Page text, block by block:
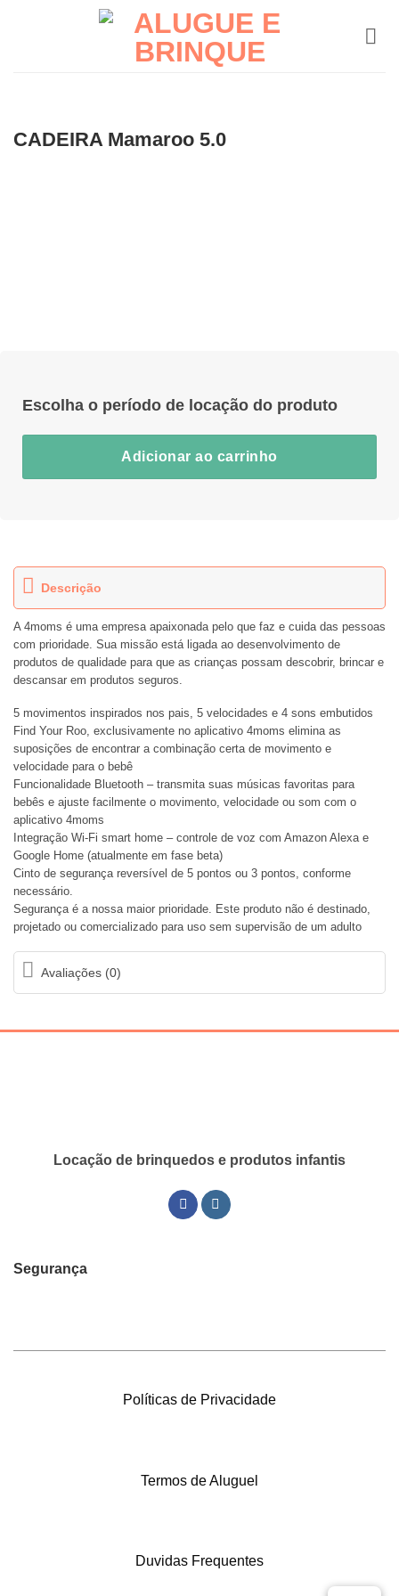
CADEIRA Mamaroo 5.0
Adicionar ao carrinho
Descrição
A 4moms é uma empresa apaixonada pelo que faz e cuida das pessoas
com prioridade. Sua missão está ligada ao desenvolvimento de
produtos de qualidade para que as crianças possam descobrir, brincar e
descansar em produtos seguros.
5 movimentos inspirados nos pais, 5 velocidades e 4 sons embutidos
Find Your Roo, exclusivamente no aplicativo 4moms elimina as
suposições de encontrar a combinação certa de movimento e
velocidade para o bebê
Funcionalidade Bluetooth – transmita suas músicas favoritas para
bebês e ajuste facilmente o movimento, velocidade ou som com o
aplicativo 4moms
Integração Wi-Fi smart home – controle de voz com Amazon Alexa e
Google Home (atualmente em fase beta)
Cinto de segurança reversível de 5 pontos ou 3 pontos, conforme
necessário.
Segurança é a nossa maior prioridade. Este produto não é destinado,
projetado ou comercializado para uso sem supervisão de um adulto
Avaliações (0)
Locação de brinquedos e produtos infantis
Segurança
Políticas de Privacidade
Termos de Aluguel
Duvidas Frequentes